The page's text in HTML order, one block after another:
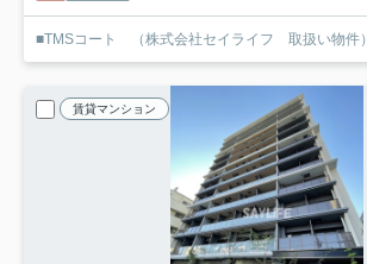
■TMSコート （株式会社セイライフ 取扱い物件）
賃貸マンション